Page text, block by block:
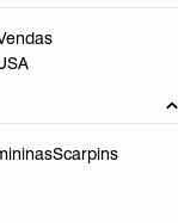
Scarpins